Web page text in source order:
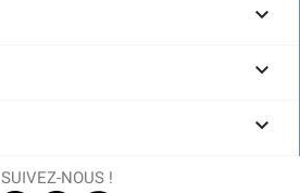



SUIVEZ-NOUS !